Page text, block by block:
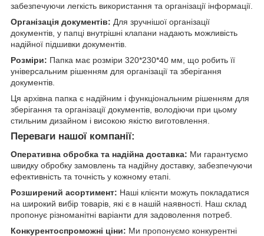
забезпечуючи легкість використання та організації інформації.
Організація документів: Для зручнішої організації
документів, у папці внутрішні клапани надають можливість
надійної підшивки документів.
Розміри: Папка має розміри 320*230*40 мм, що робить її
універсальним рішенням для організації та зберігання
документів.
Ця архівна папка є надійним і функціональним рішенням для
зберігання та організації документів, володіючи при цьому
стильним дизайном і високою якістю виготовлення.
Переваги нашої компанії:
Оперативна обробка та надійна доставка: Ми гарантуємо
швидку обробку замовлень та надійну доставку, забезпечуючи
ефективність та точність у кожному етапі.
Розширений асортимент: Наші клієнти можуть покладатися
на широкий вибір товарів, які є в нашій наявності. Наш склад
пропонує різноманітні варіанти для задоволення потреб.
Конкурентоспроможні ціни: Ми пропонуємо конкурентні